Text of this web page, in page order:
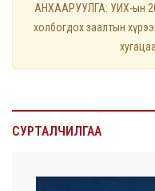
АНХААРУУЛГА: УИХ-ын
холбогдох заалтын
СУРТАЛЧИЛГАА